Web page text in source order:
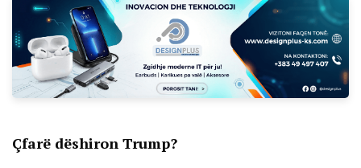
Çfarë dëshiron Trump?